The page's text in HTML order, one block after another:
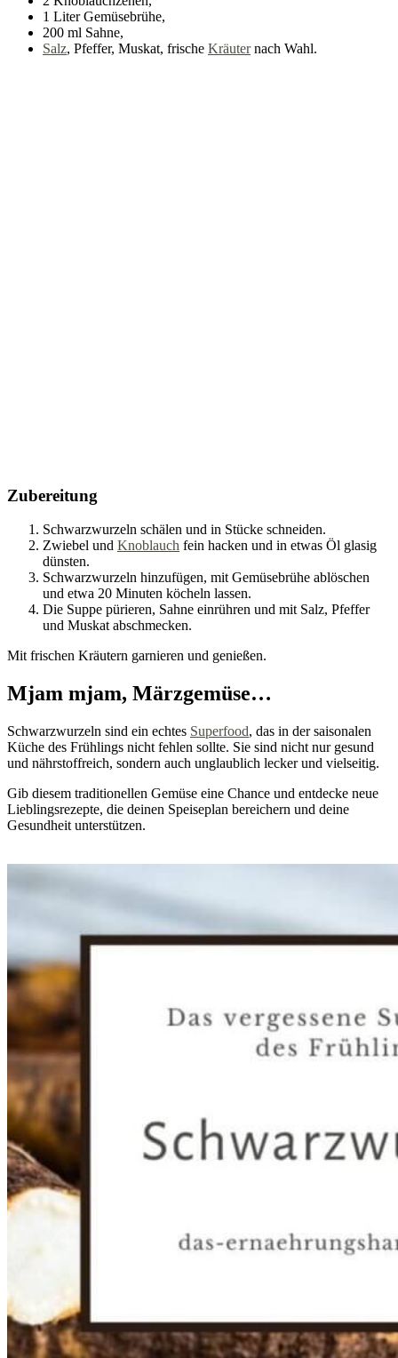
1 Liter Gemüsebrühe,
200 ml Sahne,
Salz, Pfeffer, Muskat, frische Kräuternach Wahl.
Zubereitung
Schwarzwurzeln schälen und in Stücke schneiden.
Zwiebel und Knoblauch fein hacken und in etwas Öl glasig
dünsten.
Schwarzwurzeln hinzufügen, mit Gemüsebrühe ablöschen
und etwa 20 Minuten köcheln lassen.
Die Suppe pürieren, Sahne einrühren und mit Salz, Pfeffer
und Muskat abschmecken.
Mit frischen Kräutern garnieren und genießen.
Mjam mjam, Märzgemüse…
Schwarzwurzeln sind ein echtes Superfood, das in der saisonalen
Küche des Frühlings nicht fehlen sollte. Sie sind nicht nur gesund
und nährstoffreich, sondern auch unglaublich lecker und vielseitig.
Gib diesem traditionellen Gemüse eine Chance und entdecke neue
Lieblingsrezepte, die deinen Speiseplan bereichern und deine
Gesundheit unterstützen.